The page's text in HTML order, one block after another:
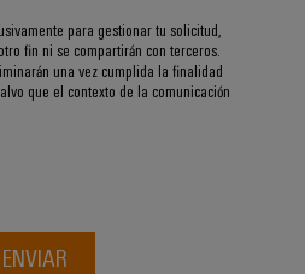
para gestionar tu solicitud,
fin ni se compartirán con terceros.
una vez cumplida la finalidad
que el contexto de la comunicación
ENVIAR